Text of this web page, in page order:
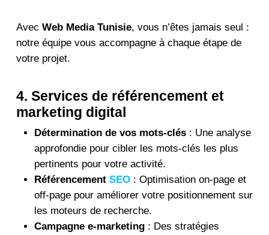
Avec Web Media Tunisie, vous n’êtes jamais seul :
notre équipe vous accompagne à chaque étape de
votre projet.
4. Services de référencement et
marketing digital
Détermination de vos mots-clés: Une analyse
approfondie pour cibler les mots-clés les plus
pertinents pour votre activité.
Référencement SEO: Optimisation on-page et
off-page pour améliorer votre positionnement sur
les moteurs de recherche.
Campagne e-marketing: Des stratégies